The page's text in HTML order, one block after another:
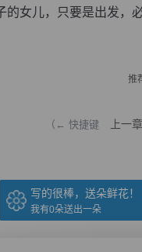
女儿，只要是出发，
推
（← 快捷键 上一章
写的很棒，送朵鲜花！
我有0朵送出一朵